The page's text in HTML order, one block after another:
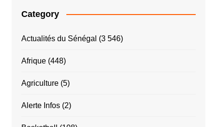
Category
Actualités du Sénégal (3 546)
Afrique(448)
Agriculture(5)
Alerte Infos(2)